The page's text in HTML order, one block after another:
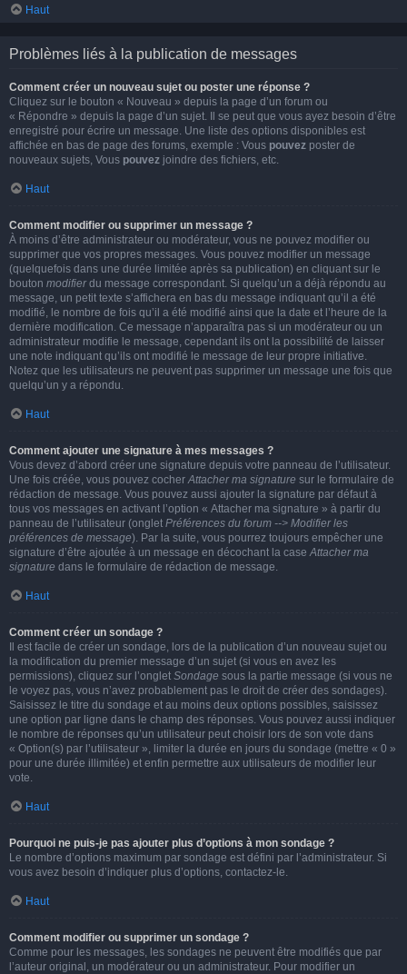
Haut
Problèmes liés à la publication de messages
Comment créer un nouveau sujet ou poster une réponse ?
Cliquez sur le bouton « Nouveau » depuis la page d’un forum ou
« Répondre » depuis la page d’un sujet. Il se peut que vous ayez besoin d’être
enregistré pour écrire un message. Une liste des options disponibles est
affichée en bas de page des forums, exemple : Vous pouvez poster de
nouveaux sujets, Vous pouvez joindre des fichiers, etc.
Haut
Comment modifier ou supprimer un message ?
À moins d’être administrateur ou modérateur, vous ne pouvez modifier ou
supprimer que vos propres messages. Vous pouvez modifier un message
(quelquefois dans une durée limitée après sa publication) en cliquant sur le
bouton modifierdu message correspondant. Si quelqu’un a déjà répondu au
message, un petit texte s’affichera en bas du message indiquant qu’il a été
modifié, le nombre de fois qu’il a été modifié ainsi que la date et l’heure de la
dernière modification. Ce message n’apparaîtra pas si un modérateur ou un
administrateur modifie le message, cependant ils ont la possibilité de laisser
une note indiquant qu’ils ont modifié le message de leur propre initiative.
Notez que les utilisateurs ne peuvent pas supprimer un message une fois que
quelqu’un y a répondu.
Haut
Comment ajouter une signature à mes messages ?
Vous devez d’abord créer une signature depuis votre panneau de l’utilisateur.
Une fois créée, vous pouvez cocherAttacher ma signature sur le formulaire de
rédaction de message. Vous pouvez aussi ajouter la signature par défaut à
tous vos messages en activant l’option « Attacher ma signature » à partir du
panneau de l’utilisateur (onglet Préférences du forum --> Modifier les
préférences de message). Par la suite, vous pourrez toujours empêcher une
signature d’être ajoutée à un message en décochant la caseAttacher ma
signature dans le formulaire de rédaction de message.
Haut
Comment créer un sondage ?
Il est facile de créer un sondage, lors de la publication d’un nouveau sujet ou
la modification du premier message d’un sujet (si vous en avez les
permissions), cliquez sur l’onglet Sondage sous la partie message (si vous ne
le voyez pas, vous n’avez probablement pas le droit de créer des sondages).
Saisissez le titre du sondage et au moins deux options possibles, saisissez
une option par ligne dans le champ des réponses. Vous pouvez aussi indiquer
le nombre de réponses qu’un utilisateur peut choisir lors de son vote dans
« Option(s) par l’utilisateur », limiter la durée en jours du sondage (mettre « 0 »
pour une durée illimitée) et enfin permettre aux utilisateurs de modifier leur
vote.
Haut
Pourquoi ne puis-je pas ajouter plus d’options à mon sondage ?
Le nombre d’options maximum par sondage est défini par l’administrateur. Si
vous avez besoin d’indiquer plus d’options, contactez-le.
Haut
Comment modifier ou supprimer un sondage ?
Comme pour les messages, les sondages ne peuvent être modifiés que par
l’auteur original, un modérateur ou un administrateur. Pour modifier un